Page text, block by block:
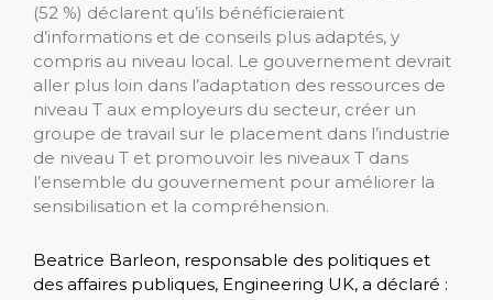
(52 %) ​​déclarent qu’ils bénéficieraient
d’informations et de conseils plus adaptés, y
compris au niveau local. Le gouvernement devrait
aller plus loin dans l’adaptation des ressources de
niveau T aux employeurs du secteur, créer un
groupe de travail sur le placement dans l’industrie
de niveau T et promouvoir les niveaux T dans
l’ensemble du gouvernement pour améliorer la
sensibilisation et la compréhension.
Beatrice Barleon, responsable des politiques et
des affaires publiques, Engineering UK, a déclaré :